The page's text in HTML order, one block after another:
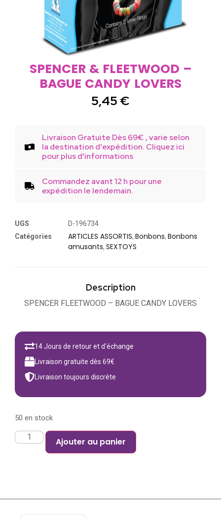
SPENCER & FLEETWOOD –
BAGUE CANDY LOVERS
5,45 €
Livraison Gratuite Dès 69€ , varie selon
la destination d'expédition. Cliquez ici
pour plus d'informations
Commandez avant 12 h pour une
expédition le lendemain.
UGS
D-196734
Catégories
ARTICLES ASSORTIS, Bonbons, Bonbons
amusants, SEXTOYS
Description
SPENCER FLEETWOOD – BAGUE CANDY LOVERS
14 Jours de retour et d'échange
Livraison gratuite dès 69€
Livraison toujours discrète
50 en stock
Ajouter au panier